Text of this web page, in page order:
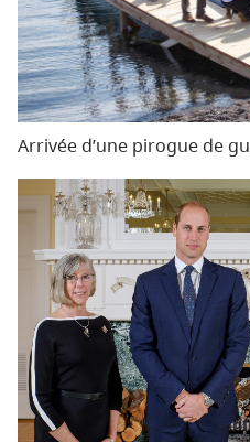
Arrivée d’une pirogue de